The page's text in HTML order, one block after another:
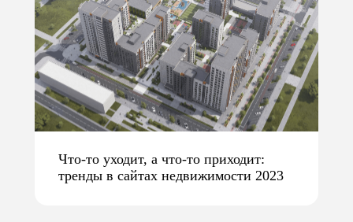
Что-то уходит, а что-то приходит:
тренды в сайтах недвижимости 2023